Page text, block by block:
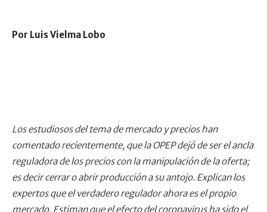
Por Luis Vielma Lobo
Los estudiosos del tema de mercado y precios han
comentado recientemente, que la OPEP dejó de ser el ancla
reguladora de los precios con la manipulación de la oferta;
es decir cerrar o abrir producción a su antojo. Explican los
expertos que el verdadero regulador ahora es el propio
mercado. Estiman que el efecto del coronavirus ha sido el